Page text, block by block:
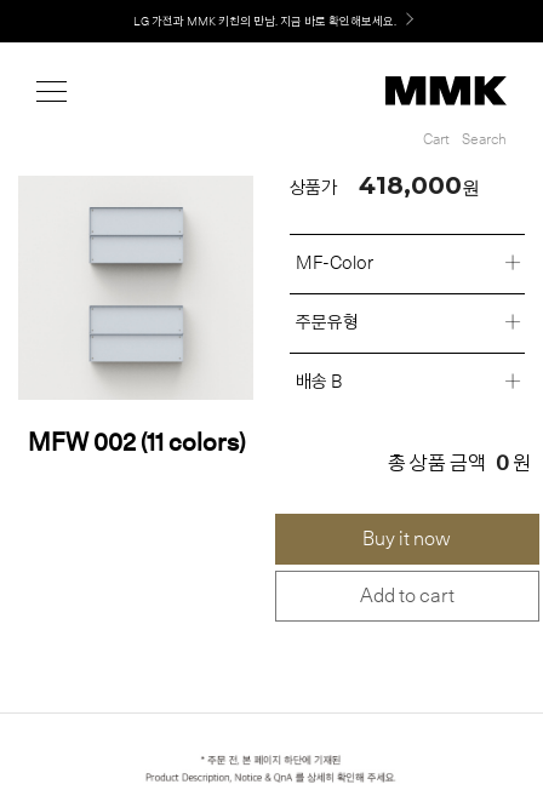
Welcome! 신규 회원가입 시 MMK Shop Coupon (총 60만원) 지급
LG 가전과 MMK 키친의 만남. 지금 바로 확인해보세요.
Cart Search
MFW 002 (11 colors)
상품가 418,000원
MF-Color
주문유형
배송 B
총 상품 금액 0 원
Buy it now
Add to cart